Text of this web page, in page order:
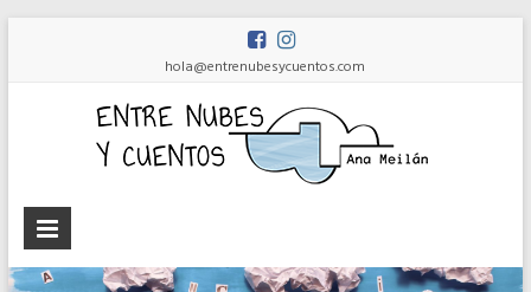
hola@entrenubesycuentos.com